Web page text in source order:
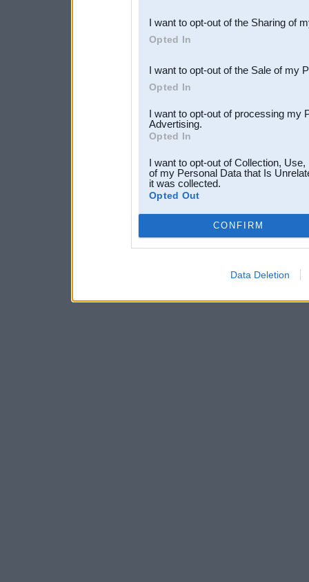
Downstream Participants
third parties.
I want to opt-out of the Sharing of
Opted In
I want to opt-out of the Sale of my
Opted In
I want to opt-out of processing my
Advertising.
Opted In
I want to opt-out of Collection,
of my Personal Data that Is
it was collected.
Opted Out
CONFIRM
Data Deletion